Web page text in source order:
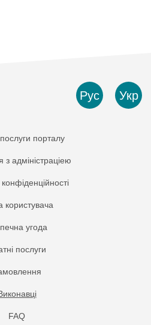
Рус Укр
порталу
з адміністраціею
користувача
угода
послуги
FAQ